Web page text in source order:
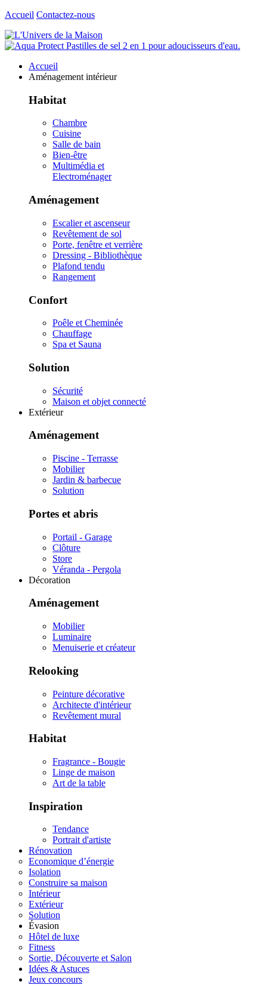
Accueil Contactez-nous
Accueil
Aménagement intérieur
Habitat
Chambre
Cuisine
Salle de bain
Bien-être
Multimédia et
Electroménager
Aménagement
Escalier et ascenseur
Revêtement de sol
Porte, fenêtre et verrière
Dressing - Bibliothèque
Plafond tendu
Rangement
Confort
Poêle et Cheminée
Chauffage
Spa et Sauna
Solution
Sécurité
Maison et objet connecté
Extérieur
Aménagement
Piscine - Terrasse
Mobilier
Jardin & barbecue
Solution
Portes et abris
Portail - Garage
Clôture
Store
Véranda - Pergola
Décoration
Aménagement
Mobilier
Luminaire
Menuiserie et créateur
Relooking
Peinture décorative
Architecte d'intérieur
Revêtement mural
Habitat
Fragrance - Bougie
Linge de maison
Art de la table
Inspiration
Tendance
Portrait d'artiste
Rénovation
Economique d’énergie
Isolation
Construire sa maison
Intérieur
Extérieur
Solution
Évasion
Hôtel de luxe
Fitness
Sortie, Découverte et Salon
Idées & Astuces
Jeux concours